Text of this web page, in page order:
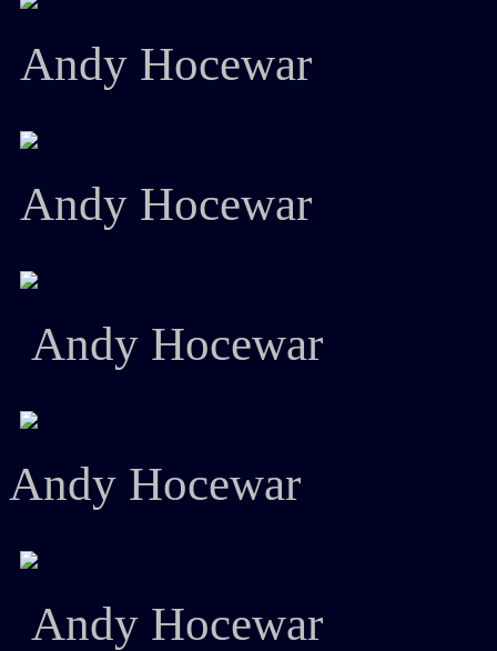
Andy Hocewar
Andy Hocewar
Andy Hocewar
Andy Hocewar
Andy Hocewar